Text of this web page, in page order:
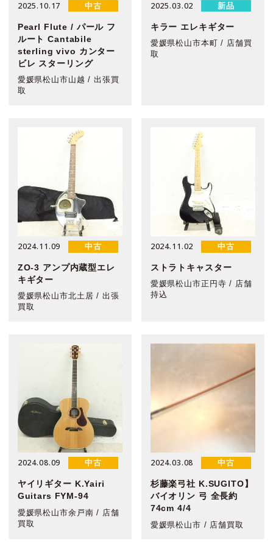
2025.10.17 中古
Pearl Flute / パール フ
ルート Cantabile
sterling vivo カンター
ビレ スターリング
愛媛県松山市山越 / 出張買
取
2025.03.02 新品
キラー エレキギター
愛媛県松山市本町 / 店舗買
取
2024.11.09 中古
ZO-3 アンプ内蔵型エレ
キギター
愛媛県松山市北土居 / 出張
買取
2024.11.02 中古
ストラトキャスター
愛媛県松山市正円寺 / 店舗
持込
2024.08.09 中古
ヤイリギター K.Yairi
Guitars FYM-94
愛媛県松山市余戸南 / 店舗
買取
2024.03.08 中古
杉藤楽弓社 K.SUGITO】
バイオリン 弓 全長約
74cm 4/4
愛媛県松山市 / 店舗買取